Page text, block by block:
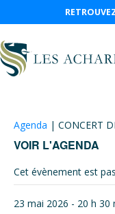
Agenda | CONCERT
VOIR L'AGENDA
Cet évènement est
23 mai 2026 - 20 h 30